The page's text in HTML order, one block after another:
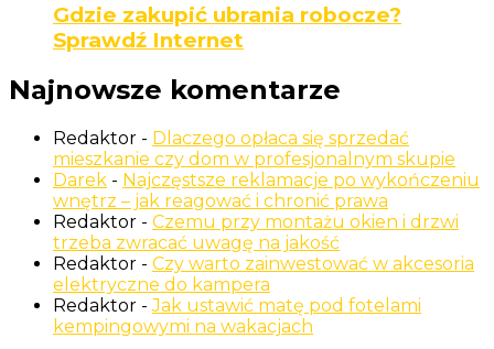
Gdzie zakupić ubrania robocze?
Sprawdź Internet
Najnowsze komentarze
Redaktor - Dlaczego opłaca się sprzedać
mieszkanie czy dom w profesjonalnym skupie
Darek - Najczęstsze reklamacje po wykończeniu
wnętrz – jak reagować i chronić prawa
Redaktor - Czemu przy montażu okien i drzwi
trzeba zwracać uwagę na jakość
Redaktor - Czy warto zainwestować w akcesoria
elektryczne do kampera
Redaktor -Jak ustawić matę pod fotelami
kempingowymi na wakacjach